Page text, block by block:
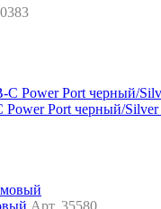
Port черный/Silver